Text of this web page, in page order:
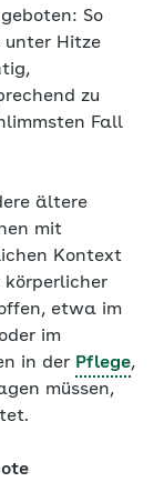
So
unter Hitze
zu
Fall
ältere
mit
Kontext
etwa im
im
in der Pflege,
müssen,